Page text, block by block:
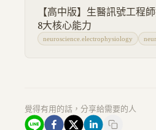
【高中版】生醫訊號工程
8大核心能力
neuroscience.electrophysiology
覺得有用的話，分享給需要的人